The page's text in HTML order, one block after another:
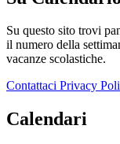
Su questo sito trovi
il numero della
vacanze scolastiche.
Contattaci Privacy
Calendari